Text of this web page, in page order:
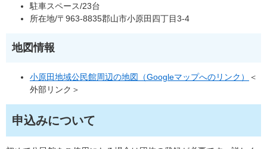
駐車スペース/23台
所在地/〒963-8835郡山市小原田四丁目3-4
地図情報
小原田地域公民館周辺の地図（Googleマップへのリンク）
＜
外部リンク＞
申込みについて